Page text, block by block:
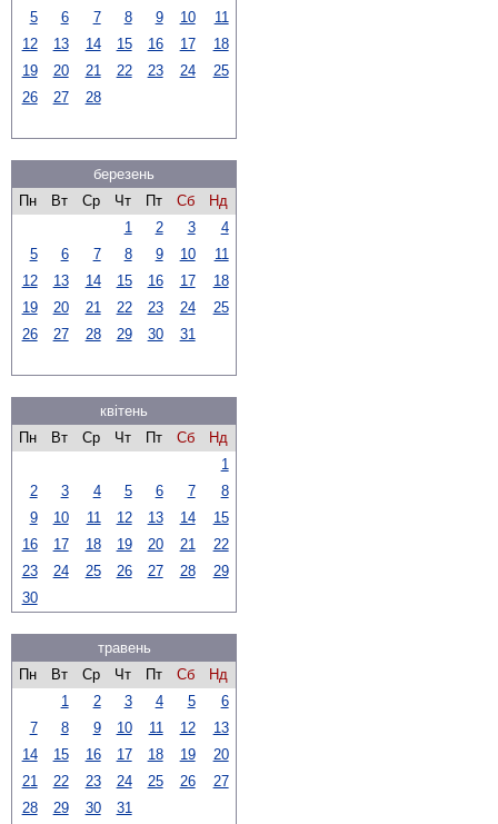
5
6 7 8 9 10
11
12
13 14 15 16 17
18
19
20 21 22 23 24
25
26
27 28
березень
Пн
Вт Ср Чт Пт Сб
Нд
1
2 3
4
5
6 7 8 9 10
11
12
13 14 15 16 17
18
19
20 21 22 23 24
25
26
27 28 29 30 31
квітень
Пн
Вт Ср Чт Пт Сб
Нд
1
2
3 4 5 6 7
8
9
10 11 12 13 14
15
16
17 18 19 20 21
22
23
24 25 26 27 28
29
30
травень
Пн
Вт Ср Чт Пт Сб
Нд
1
2 3 4 5
6
7
8 9 10 11 12
13
14
15 16 17 18 19
20
21
22 23 24 25 26
27
28
29 30 31